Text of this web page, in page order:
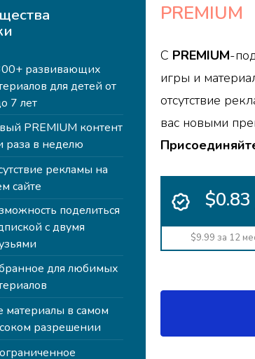
PREMIUM
С PREMIUM-
игры и
отсутствие
вас новыми
$0.83
$9.99 за 12
развивающих
для детей от
7 лет
PREMIUM контент
раза в неделю
рекламы на
сайте
поделиться
с двумя
для любимых
материалы в самом
разрешении